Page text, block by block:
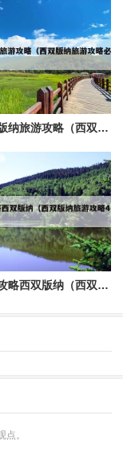
最新西双版纳旅游攻略（西双版纳旅游攻略必去景点门票）
暑假旅游攻略西双版纳（西双版纳旅游攻略4天）
。